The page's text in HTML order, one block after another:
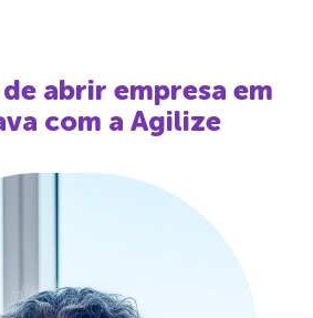
abrir empresa em
com a Agilize